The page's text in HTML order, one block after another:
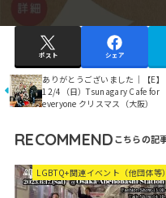
ポスト シェア
ありがとうございました｜【E】
12/4（日）Tsunagary Cafe for
everyone クリスマス（大阪）
RECOMMEND
LGBTQ+関連イベント（他団体等）